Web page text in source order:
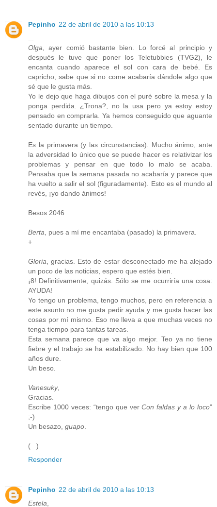
Pepinho 22 de abril de 2010 a las 10:13
Olga , ayer comió bastante bien. Lo forcé al principio y
después le tuve que poner los Teletubbies (TVG2), le
encanta cuando aparece el sol con cara de bebé. Es
capricho, sabe que si no come acabaría dándole algo que
sé que le gusta más.
Yo le dejo que haga dibujos con el puré sobre la mesa y la
ponga perdida. ¿Trona?, no la usa pero ya estoy estoy
pensado en comprarla. Ya hemos conseguido que aguante
sentado durante un tiempo.
Es la primavera (y las circunstancias). Mucho ánimo, ante
la adversidad lo único que se puede hacer es relativizar los
problemas y pensar en que todo lo malo se acaba.
Pensaba que la semana pasada no acabaría y parece que
ha vuelto a salir el sol (figuradamente). Esto es el mundo al
revés, ¡yo dando ánimos!
Besos 2046
Berta , pues a mí me encantaba (pasado) la primavera.
+
Gloria , gracias. Esto de estar desconectado me ha alejado
un poco de las noticias, espero que estés bien.
¡8! Definitivamente, quizás. Sólo se me ocurriría una cosa:
AYUDA!
Yo tengo un problema, tengo muchos, pero en referencia a
este asunto no me gusta pedir ayuda y me gusta hacer las
cosas por mí mismo. Eso me lleva a que muchas veces no
tenga tiempo para tantas tareas.
Esta semana parece que va algo mejor. Teo ya no tiene
fiebre y el trabajo se ha estabilizado. No hay bien que 100
años dure.
Un beso.
Vanesuky,
Gracias.
Escribe 1000 veces: “tengo que verCon faldas y a lo loco”
;-)
Un besazo, guapo
(...)
Responder
Pepinho 22 de abril de 2010 a las 10:13
Estela